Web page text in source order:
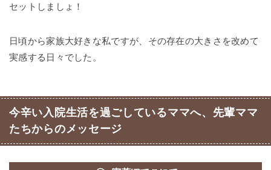
セットしましょ！
日頃から家族大好きな私ですが、その存在の大きさを改めて
実感する日々でした。
今辛い入院生活を過ごしているママへ、先輩ママ
たちからのメッセージ